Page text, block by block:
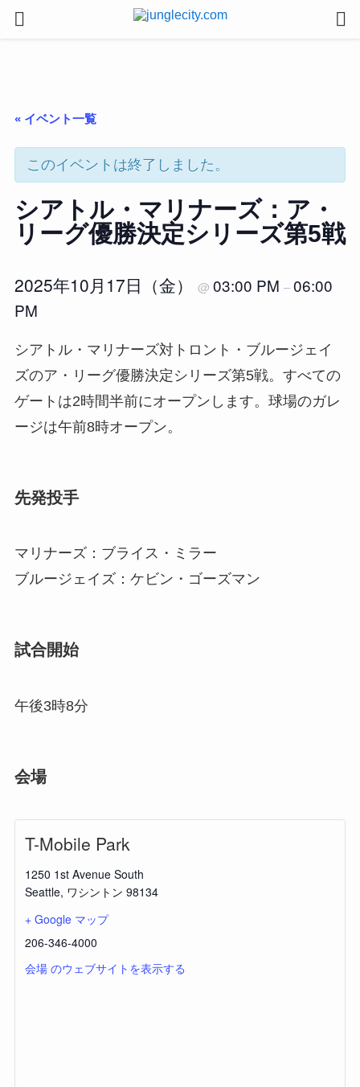
« イベント一覧
このイベントは終了しました。
シアトル・マリナーズ：ア・
リーグ優勝決定シリーズ第5戦
2025年10月17日（金） @ 03:00 PM –06:00
PM
シアトル・マリナーズ対トロント・ブルージェイ
ズのア・リーグ優勝決定シリーズ第5戦。すべての
ゲートは2時間半前にオープンします。球場のガレ
ージは午前8時オープン。
先発投手
マリナーズ：ブライス・ミラー
ブルージェイズ：ケビン・ゴーズマン
試合開始
午後3時8分
会場
T-Mobile Park
1250 1st Avenue South
Seattle, ワシントン 98134
+ Google マップ
206-346-4000
会場 のウェブサイトを表示する